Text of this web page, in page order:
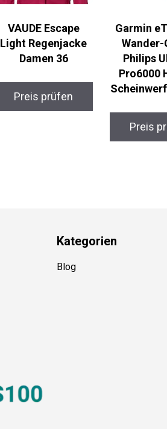
VAUDE Escape
Light Regenjacke
Damen 36
Preis prüfen
Garmin
Wander-
Philips
Pro6000
Preis
Kategorien
Blog